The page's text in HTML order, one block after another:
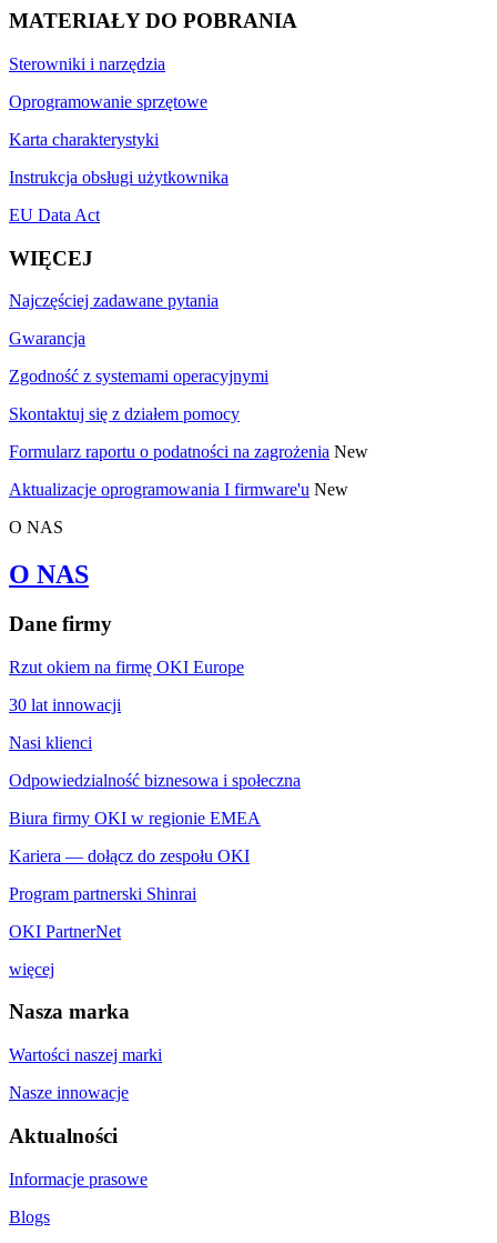
MATERIAŁY DO POBRANIA
Sterowniki i narzędzia
Oprogramowanie sprzętowe
Karta charakterystyki
Instrukcja obsługi użytkownika
EU Data Act
WIĘCEJ
Najczęściej zadawane pytania
Gwarancja
Zgodność z systemami operacyjnymi
Skontaktuj się z działem pomocy
Formularz raportu o podatności na zagrożenia New
Aktualizacje oprogramowania I firmware'u New
O NAS
O NAS
Dane firmy
Rzut okiem na firmę OKI Europe
30 lat innowacji
Nasi klienci
Odpowiedzialność biznesowa i społeczna
Biura firmy OKI w regionie EMEA
Kariera — dołącz do zespołu OKI
Program partnerski Shinrai
OKI PartnerNet
więcej
Nasza marka
Wartości naszej marki
Nasze innowacje
Aktualności
Informacje prasowe
Blogs